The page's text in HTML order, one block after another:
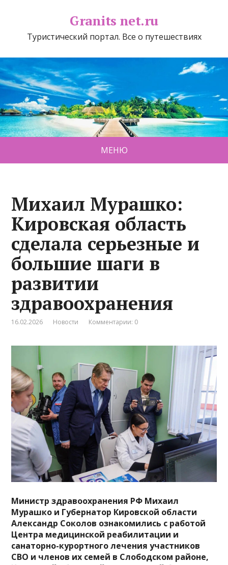
Granits net.ru
Туристический портал. Все о путешествиях
МЕНЮ
Михаил Мурашко:
Кировская область
сделала серьезные и
большие шаги в
развитии
здравоохранения
16.02.2026 Новости Комментарии: 0
Министр здравоохранения РФ Михаил
Мурашко и Губернатор Кировской области
Александр Соколов ознакомились с работой
Центра медицинской реабилитации и
санаторно-курортного лечения участников
СВО и членов их семей в Слободском районе,